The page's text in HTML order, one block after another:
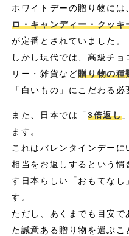
ホワイトデーの贈り物には
ロ・キャンディー・クッ
が定番とされていました。
しかし現代では、高級チ
リー・雑貨など贈り物の種
「白いもの」にこだわる必
また、日本では「 3倍返し
ます。
これはバレンタインデー
相当をお返しするという
す日本らしい「おもてな
す。
ただし、あくまでも目安
た誠意ある贈り物を選ぶこ